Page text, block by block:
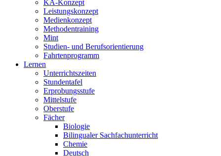
KA-Konzept
Leistungskonzept
Medienkonzept
Methodentraining
Mint
Studien- und Berufsorientierung
Fahrtenprogramm
Lernen
Unterrichtszeiten
Stundentafel
Erprobungsstufe
Mittelstufe
Oberstufe
Fächer
Biologie
Bilingualer Sachfachunterricht
Chemie
Deutsch